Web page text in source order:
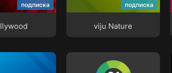
подписка подписка
viju Nature